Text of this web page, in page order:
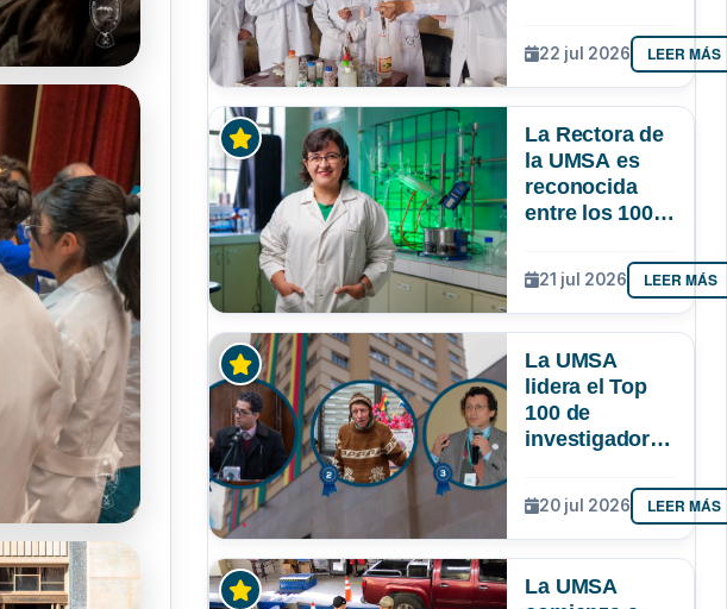
más niñas a la
ciencia, sino
lograr que
y lideren
22 jul 2026 LEER MÁS
La Rectora de
la UMSA es
reconocida
entre los 100
destacados de
Bolivia
21 jul 2026 LEER MÁS
La UMSA
lidera el Top
100 de
investigadores
científico de
Bolivia
20 jul 2026 LEER MÁS
La UMSA